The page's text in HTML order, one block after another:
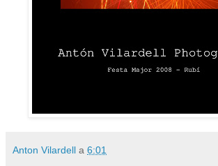
Anton Vilardell a 6:01